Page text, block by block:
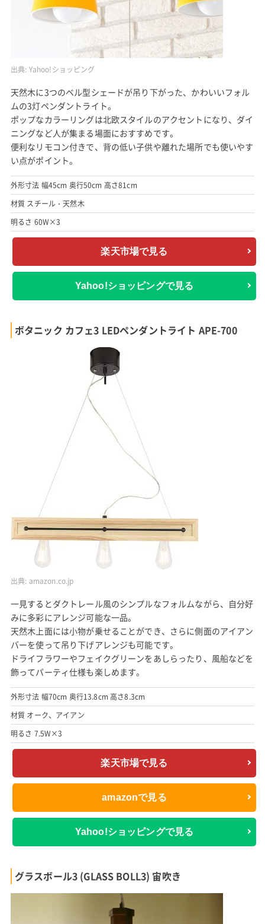
出典: Yahoo!ショッピング
天然木に3つのベル型シェードが吊り下がった、かわいいフォル
ムの3灯ペンダントライト。
ポップなカラーリングは北欧スタイルのアクセントになり、ダイ
ニングなど人が集まる場面におすすめです。
便利なリモコン付きで、背の低い子供や離れた場所でも使いやす
い点がポイント。
外形寸法 幅45cm 奥行50cm 高さ81cm
材質 スチール・天然木
明るさ 60W×3
楽天市場で見る
Yahoo!ショッピングで見る
ボタニック カフェ3 LEDペンダントライト APE-700
出典: amazon.co.jp
一見するとダクトレール風のシンプルなフォルムながら、自分好
みに多彩にアレンジ可能な一品。
天然木上面には小物が乗せることができ、さらに側面のアイアン
バーを使って吊り下げアレンジも可能です。
ドライフラワーやフェイクグリーンをあしらったり、風船などを
飾ってパーティ仕様も楽しめます。
外形寸法 幅70cm 奥行13.8cm 高さ8.3cm
材質 オーク、アイアン
明るさ 7.5W×3
楽天市場で見る
amazonで見る
Yahoo!ショッピングで見る
グラスボール3 (GLASS BOLL3) 宙吹き